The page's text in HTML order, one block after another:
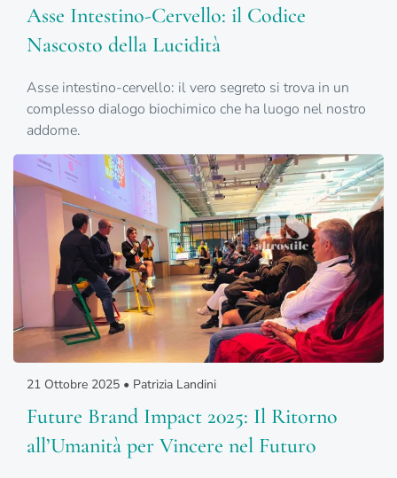
Asse Intestino-Cervello: il Codice
Nascosto della Lucidità
Asse intestino-cervello: il vero segreto si trova in un
complesso dialogo biochimico che ha luogo nel nostro
addome.
21 Ottobre 2025 • Patrizia Landini
Future Brand Impact 2025: Il Ritorno
all’Umanità per Vincere nel Futuro